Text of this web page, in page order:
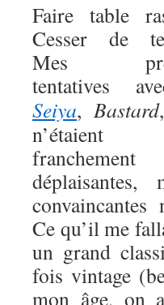
Faire table
Cesser de
Mes
tentatives
Seiya, Bastard,
franchement
déplaisantes,
convaincantes
Ce qu’il me
un grand
fois vintage
mon âge, on